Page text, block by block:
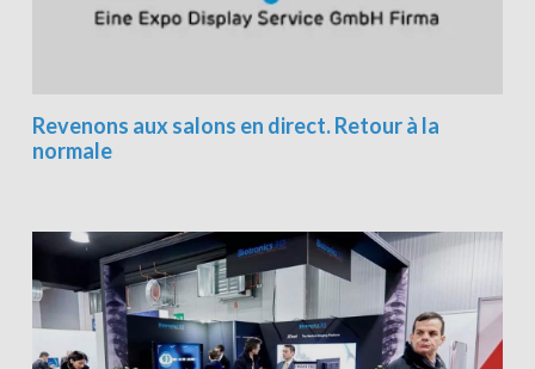
Revenons aux salons en direct. Retour à la
normale